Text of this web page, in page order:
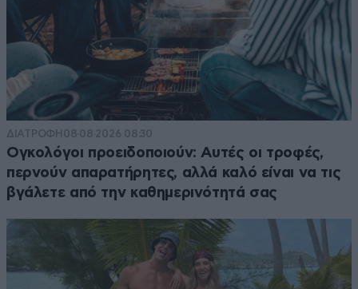
ΔΙΑΤΡΟΦΗ 08·08·2026 08:30
Ογκολόγοι προειδοποιούν: Αυτές οι τροφές,
περνούν απαρατήρητες, αλλά καλό είναι να τις
βγάλετε από την καθημερινότητά σας